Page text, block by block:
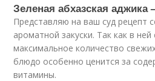
Зеленая абхазская аджика
Представляю на ваш суд рецепт
ароматной закуски. Так как в
максимальное количество
блюдо особенно ценится за
витамины.